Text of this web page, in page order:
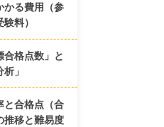
かる費用（参
料）
合格点数」と
」
と合格点（合
推移と難易度